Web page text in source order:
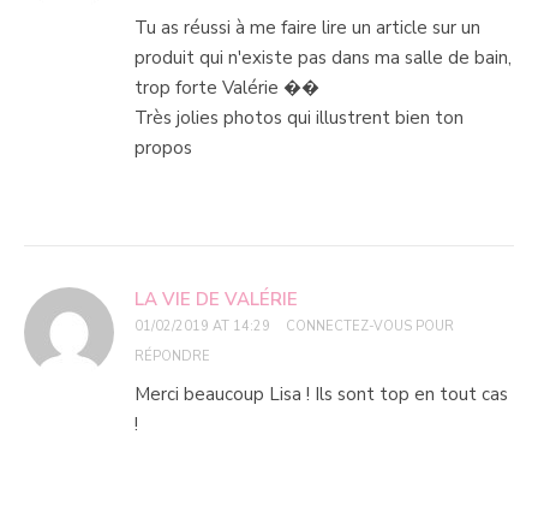
Tu as réussi à me faire lire un article sur un
produit qui n'existe pas dans ma salle de bain,
trop forte Valérie ��
Très jolies photos qui illustrent bien ton
propos
LA VIE DE VALÉRIE
01/02/2019 AT 14:29
CONNECTEZ-VOUS POUR
RÉPONDRE
Merci beaucoup Lisa ! Ils sont top en tout cas
!